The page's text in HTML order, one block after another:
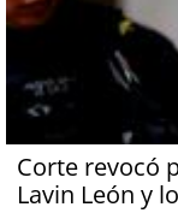
Corte revocó
Lavin León y